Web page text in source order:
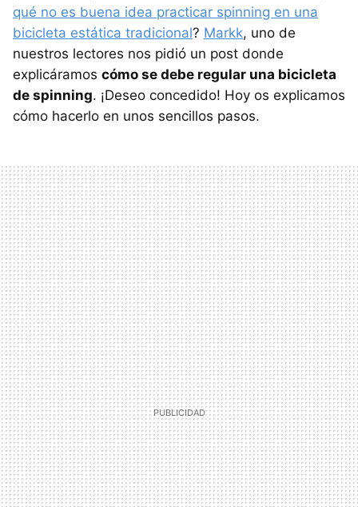
qué no es buena idea practicar spinning en una
bicicleta estática tradicional? Markk, uno de
nuestros lectores nos pidió un post donde
explicáramos cómo se debe regular una bicicleta
de spinning. ¡Deseo concedido! Hoy os explicamos
cómo hacerlo en unos sencillos pasos.